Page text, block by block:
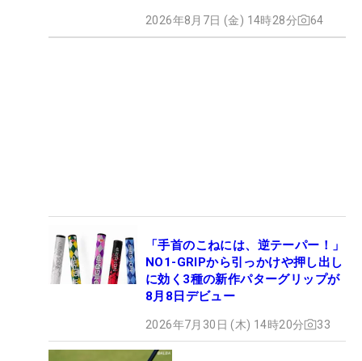
2026年8月7日 (金) 14時28分 64
「手首のこねには、逆テーパー！」
NO1-GRIPから引っかけや押し出し
に効く3種の新作パターグリップが
8月8日デビュー
2026年7月30日 (木) 14時20分 33